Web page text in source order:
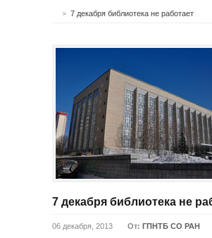
7 декабря библиотека не работает
7 декабря библиотека не
06 декабря, 2013 От: ГПНТБ СО РАН